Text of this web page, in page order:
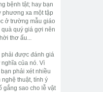
bệnh tật; hay bạn
xa một tập
ở trường mẫu giáo
quý giá gợi nên
thơ ấu...
phải được đánh giá
của nó. Vì
phải xét nhiều
thuật, tính ý
gắng sao cho lễ vật